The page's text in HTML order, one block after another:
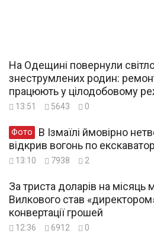
На Одещині повернули
знеструмлених родин:
працюють у цілодобовому
13:51 5643 0
Фото
відкрив вогонь по
13:10 7938 2
За триста доларів на місяць
Вилкового став
конвертації грошей
12:36 6912 0